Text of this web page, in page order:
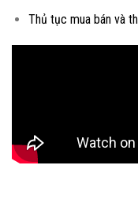
Thủ tục mua bán và